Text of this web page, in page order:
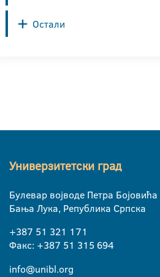
Остали
Универзитетски град
Булевар војводе Петра Бојовића
Бања Лука, Република Српска
+387 51 321 171
Факс: +387 51 315 694
info@unibl.org